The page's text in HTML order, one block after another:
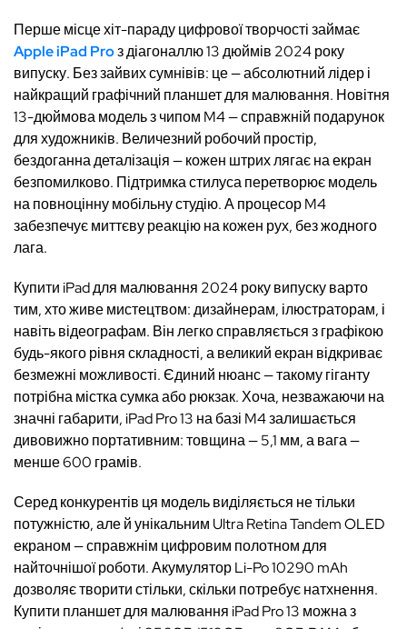
Перше місце хіт-параду цифрової творчості займає
Apple iPad Proз діагоналлю 13 дюймів 2024 року
випуску. Без зайвих сумнівів: це — абсолютний лідер і
найкращий графічний планшет для малювання. Новітня
13-дюймова модель з чипом M4 — справжній подарунок
для художників. Величезний робочий простір,
бездоганна деталізація — кожен штрих лягає на екран
безпомилково. Підтримка стилуса перетворює модель
на повноцінну мобільну студію. А процесор M4
забезпечує миттєву реакцію на кожен рух, без жодного
лага.
Купити iPad для малювання 2024 року випуску варто
тим, хто живе мистецтвом: дизайнерам, ілюстраторам, і
навіть відеографам. Він легко справляється з графікою
будь-якого рівня складності, а великий екран відкриває
безмежні можливості. Єдиний нюанс — такому гіганту
потрібна містка сумка або рюкзак. Хоча, незважаючи на
значні габарити, iPad Pro 13 на базі M4 залишається
дивовижно портативним: товщина — 5,1 мм, а вага —
менше 600 грамів.
Серед конкурентів ця модель виділяється не тільки
потужністю, але й унікальним Ultra Retina Tandem OLED
екраном — справжнім цифровим полотном для
найточнішої роботи. Акумулятор Li-Po 10290 mAh
дозволяє творити стільки, скільки потребує натхнення.
Купити планшет для малювання iPad Pro 13 можна з